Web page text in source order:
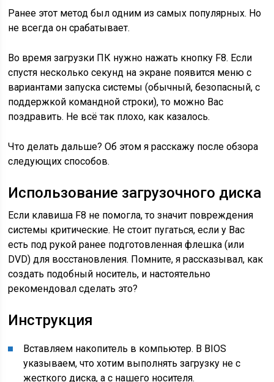
Ранее этот метод был одним из самых популярных. Но
не всегда он срабатывает.
Во время загрузки ПК нужно нажать кнопку F8. Если
спустя несколько секунд на экране появится меню с
вариантами запуска системы (обычный, безопасный, с
поддержкой командной строки), то можно Вас
поздравить. Не всё так плохо, как казалось.
Что делать дальше? Об этом я расскажу после обзора
следующих способов.
Использование загрузочного диска
Если клавиша F8 не помогла, то значит повреждения
системы критические. Не стоит пугаться, если у Вас
есть под рукой ранее подготовленная флешка (или
DVD) для восстановления. Помните, я рассказывал, как
создать подобный носитель, и настоятельно
рекомендовал сделать это?
Инструкция
Вставляем накопитель в компьютер. В BIOS
указываем, что хотим выполнять загрузку не с
жесткого диска, а с нашего носителя.